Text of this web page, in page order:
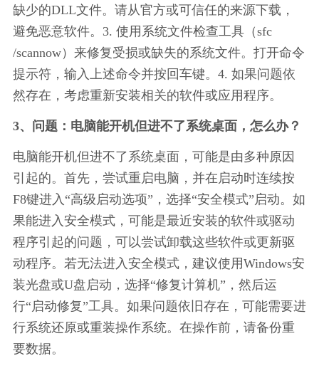
缺少的DLL文件。请从官方或可信任的来源下载，
避免恶意软件。3. 使用系统文件检查工具（sfc
/scannow）来修复受损或缺失的系统文件。打开命令
提示符，输入上述命令并按回车键。4. 如果问题依
然存在，考虑重新安装相关的软件或应用程序。
3、问题：电脑能开机但进不了系统桌面，怎么办？
电脑能开机但进不了系统桌面，可能是由多种原因
引起的。首先，尝试重启电脑，并在启动时连续按
F8键进入“高级启动选项”，选择“安全模式”启动。如
果能进入安全模式，可能是最近安装的软件或驱动
程序引起的问题，可以尝试卸载这些软件或更新驱
动程序。若无法进入安全模式，建议使用Windows安
装光盘或U盘启动，选择“修复计算机”，然后运
行“启动修复”工具。如果问题依旧存在，可能需要进
行系统还原或重装操作系统。在操作前，请备份重
要数据。